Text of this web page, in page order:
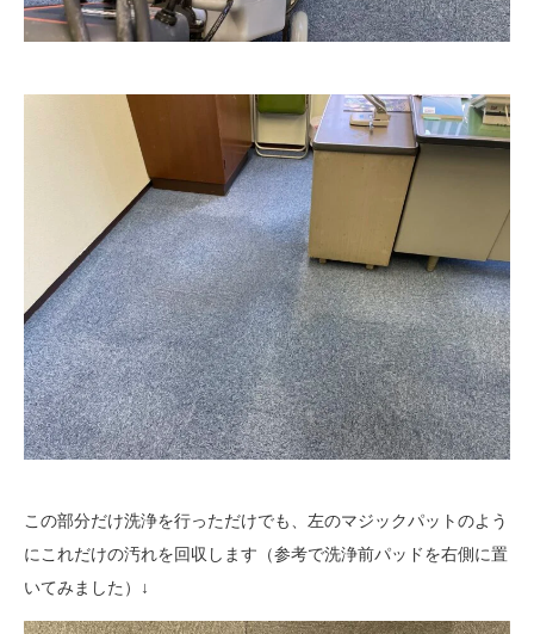
この部分だけ洗浄を行っただけでも、左のマジックパットのよう
にこれだけの汚れを回収します（参考で洗浄前パッドを右側に置
いてみました）↓